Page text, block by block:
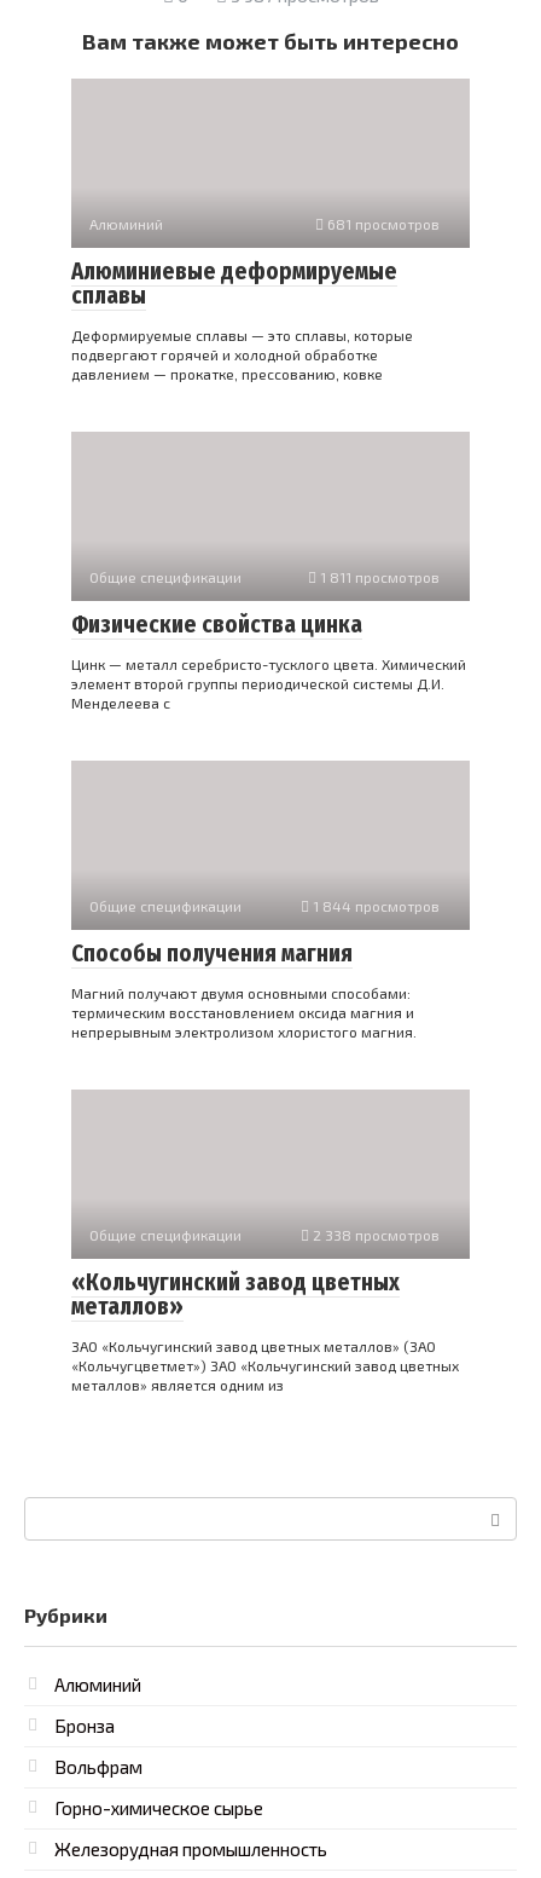
Вам также может быть интересно
Алюминий 681 просмотров
Алюминиевые деформируемые
сплавы
Деформируемые сплавы — это сплавы, которые
подвергают горячей и холодной обработке
давлением — прокатке, прессованию, ковке
Общие спецификации 1 811 просмотров
Физические свойства цинка
Цинк — металл серебристо-тусклого цвета. Химический
элемент второй группы периодической системы Д.И.
Менделеева с
Общие спецификации 1 844 просмотров
Способы получения магния
Магний получают двумя основными способами:
термическим восстановлением оксида магния и
непрерывным электролизом хлористого магния.
Общие спецификации 2 338 просмотров
«Кольчугинский завод цветных
металлов»
ЗАО «Кольчугинский завод цветных металлов» (ЗАО
«Кольчугцветмет») ЗАО «Кольчугинский завод цветных
металлов» является одним из
Поиск:
Рубрики
Алюминий
Бронза
Вольфрам
Горно-химическое сырье
Железорудная промышленность